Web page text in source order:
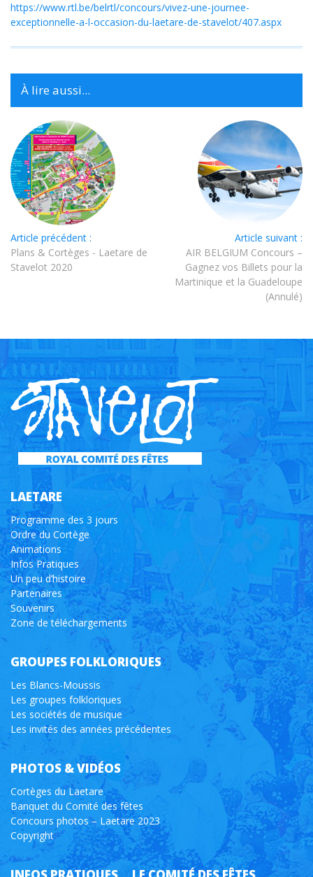
https://www.rtl.be/belrtl/concours/vivez-une-journee-
exceptionnelle-a-l-occasion-du-laetare-de-stavelot/407.aspx
À lire aussi...
Article précédent :
Plans & Cortèges - Laetare de
Stavelot 2020
Article suivant :
AIR BELGIUM Concours –
Gagnez vos Billets pour la
Martinique et la Guadeloupe
(Annulé)
LAETARE
Programme des 3 jours
Ordre du Cortège
Animations
Infos Pratiques
Un peu d’histoire
Partenaires
Souvenirs
Zone de téléchargements
GROUPES FOLKLORIQUES
Les Blancs-Moussis
Les groupes folkloriques
Les sociétés de musique
Les invités des années précédentes
PHOTOS & VIDÉOS
Cortèges du Laetare
Banquet du Comité des fêtes
Concours photos – Laetare 2023
Copyright